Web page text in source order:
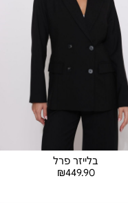
בלייזר פרל
₪449.90